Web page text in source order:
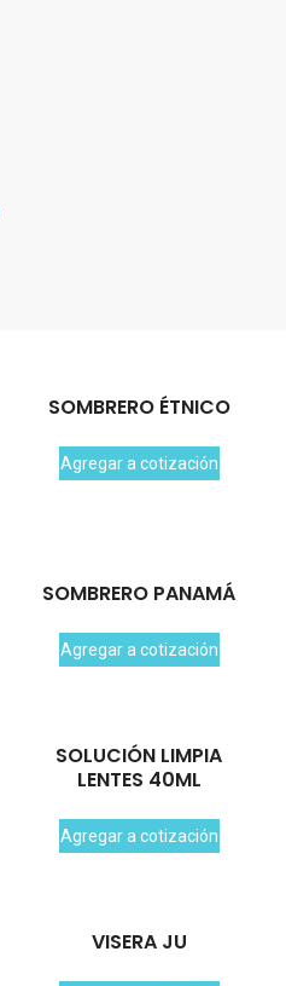
SOMBRERO ÉTNICO
Agregar a cotización
SOMBRERO PANAMÁ
Agregar a cotización
SOLUCIÓN LIMPIA
LENTES 40ML
Agregar a cotización
VISERA JU